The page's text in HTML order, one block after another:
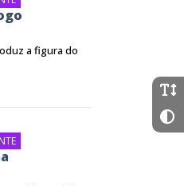
a figura do